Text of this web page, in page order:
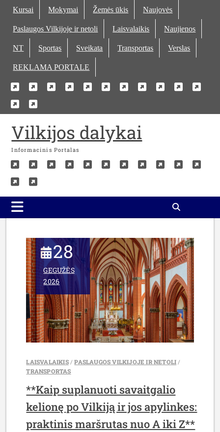
Skip
content
Kursai Mokymai Žemės ūkis Naujovės
Paslaugos Vilkijoje ir netoli Laisvalaikis Naujienos
NT Sportas Sveikata Transportas Verslas
REKLAMA PORTALE
Kursai
Mokymai
ŽemėsNaujovės
Paslaugos
netoli
Laisvalaikis
Naujienos
NT Sportas
Verslas
REKLAMA
Vilkijos dalykai
Informacinis Portalas
Kursai
Mokymai
ŽemėsNaujovės
Paslaugos
ir
Laisvalaikis
Naujienos
NT Sportas
Verslas
REKLAMA
PORTALE
28
GEGUŽĖS
2026
LAISVALAIKIS/PASLAUGOS VILKIJOJE IR NETOLI /
TRANSPORTAS
**Kaip suplanuoti savaitgalio
kelionę po Vilkiją ir jos apylinkes:
praktinis maršrutas nuo A iki Z**